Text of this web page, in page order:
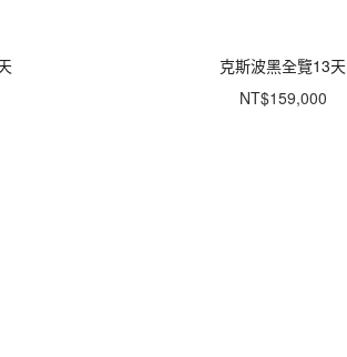
克斯波黑全覽13天
NT$159,000